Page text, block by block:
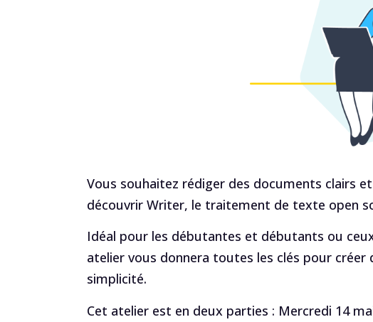
Vous souhaitez rédiger des documents clairs
découvrir Writer, le traitement de texte open
Idéal pour les débutantes et débutants ou
atelier vous donnera toutes les clés pour
simplicité.
Cet atelier est en deux parties : Mercredi 14